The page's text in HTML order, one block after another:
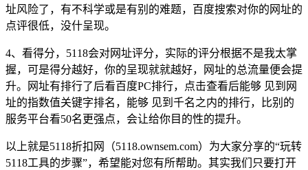
址风险了，有不科学或是有别的难题，百度搜索对你的网址的
点评很低，没什呈现。
4、看得分，5118会对网址评分，实际的评分根据不是我太掌
握，可是得分越好，你的呈现就就越好，网址的总流量便会提
升。网址有排行了后看百度PC排行，点击查看后能够 见到网
址的指数值关键字排名，能够 见到千名之内的排行，比别的
服务平台看50名更强点，会让给你目的性的提升。
以上就是5118折扣网（5118.ownsem.com）为大家分享的“玩转
5118工具的步骤”，希望能对您有所帮助。其实我们只要打开